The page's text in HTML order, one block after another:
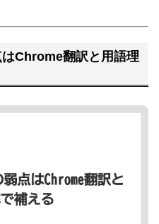
Chrome翻訳と用語理